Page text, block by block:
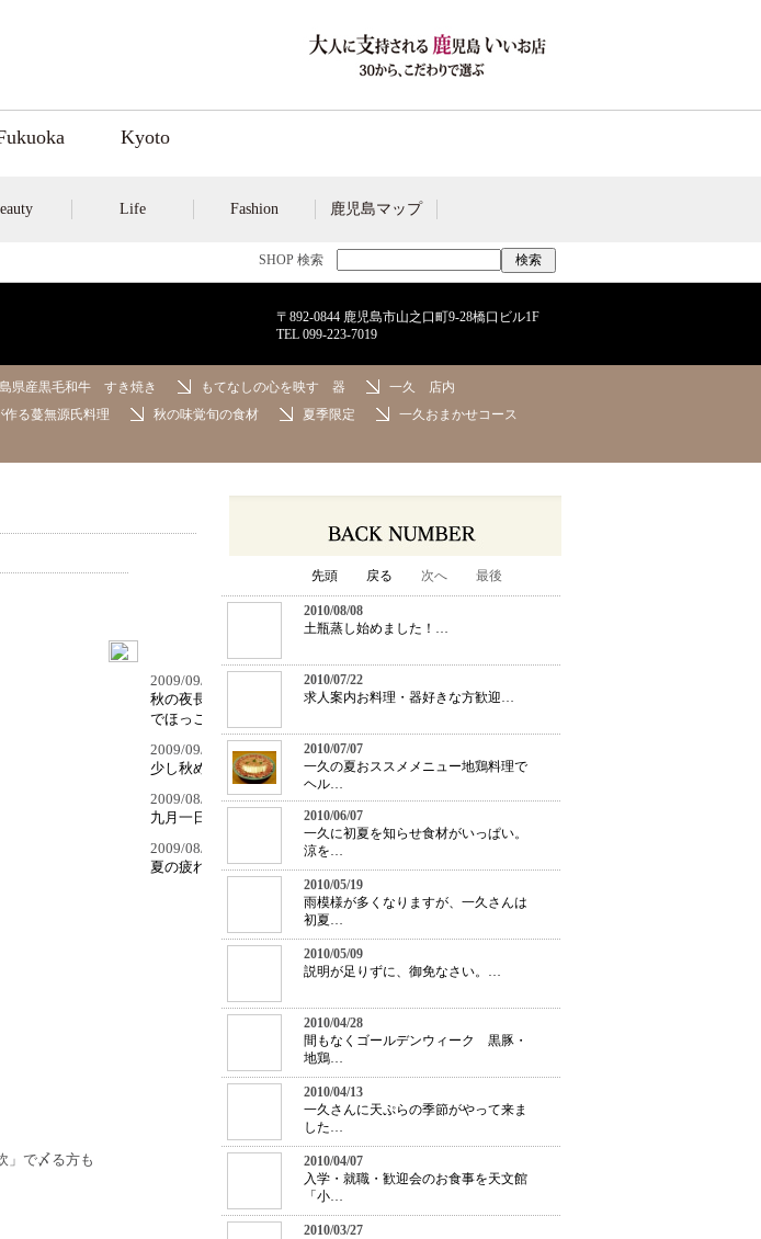
Kyoto
Life Fashion 鹿児島マップ
SHOP 検索
〒892-0844 鹿児島市山之口町9-28橋口ビル1F
TEL 099-223-7019
県産黒毛和牛 すき焼き もてなしの心を映す 器
一久 店内
る蔓無源氏料理 秋の味覚旬の食材 夏季限定
一久おまかせコース
」で〆る方も
2009/09/17
秋の夜長は体と美容に効果的なすっぽん鍋
でほっこり
2009/09/06
少し秋めいてきましたね。
2009/08/31
九月一日、開店二十二周年を迎えました
2009/08/24
夏の疲れた体を癒すには夏の味覚が抜群
次へ 最終
先頭 戻る 次へ 最後
2010/08/08
土瓶蒸し始めました！…
2010/07/22
求人案内お料理・器好きな方歓迎…
2010/07/07
一久の夏おススメメニュー地鶏料理で
ヘル…
2010/06/07
一久に初夏を知らせ食材がいっぱい。
涼を…
2010/05/19
雨模様が多くなりますが、一久さんは
初夏…
2010/05/09
説明が足りずに、御免なさい。…
2010/04/28
間もなくゴールデンウィーク 黒豚・
地鶏…
2010/04/13
一久さんに天ぷらの季節がやって来ま
した…
2010/04/07
入学・就職・歓迎会のお食事を天文館
「小…
2010/03/27